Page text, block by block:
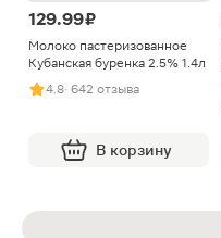
129.99 ₽
Молоко пастеризованное
Кубанская буренка 2.5% 1.4л
4.8· 642 отзыва
В корзину